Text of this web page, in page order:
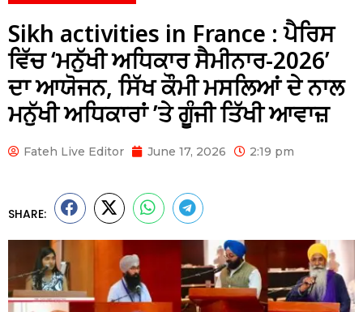
Sikh activities in France : ਪੈਰਿਸ
ਵਿੱਚ ‘ਮਨੁੱਖੀ ਅਧਿਕਾਰ ਸੈਮੀਨਾਰ-2026’
ਦਾ ਆਯੋਜਨ, ਸਿੱਖ ਕੌਮੀ ਮਸਲਿਆਂ ਦੇ ਨਾਲ
ਮਨੁੱਖੀ ਅਧਿਕਾਰਾਂ ’ਤੇ ਗੂੰਜੀ ਤਿੱਖੀ ਆਵਾਜ਼
Fateh Live Editor June 17, 2026 2:19 pm
SHARE: